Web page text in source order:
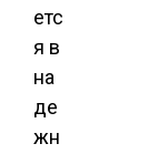
етс
я в
на
де
жн